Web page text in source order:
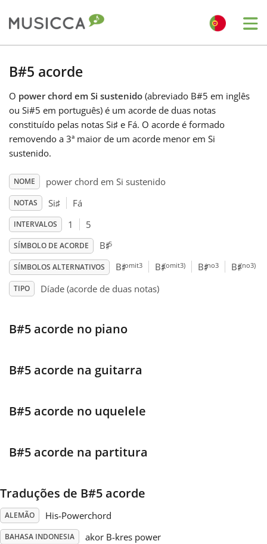
Български
Dansk
Español
Français
한국어
हिन्दी
Português
B#5 acorde
O power chord em Si sustenido (abreviado B#5 em inglês
ou Si#5 em português) é um acorde de duas notas
constituído pelas notas Si♯ e Fá. O acorde é formado
removendo a 3ª maior de um acorde menor em Si
sustenido.
NOME power chord em Si sustenido
NOTAS Si♯ Fá
INTERVALOS 1 5
SÍMBOLO DE ACORDE B♯5
SÍMBOLOS ALTERNATIVOS B♯omit3 B♯(omit3) B♯no3 B♯(no3)
TIPO Díade (acorde de duas notas)
B#5 acorde no piano
B#5 acorde na guitarra
B#5 acorde no uquelele
B#5 acorde na partitura
Traduções de B#5 acorde
ALEMÃO His-Powerchord
BAHASA INDONESIA akor B-kres power